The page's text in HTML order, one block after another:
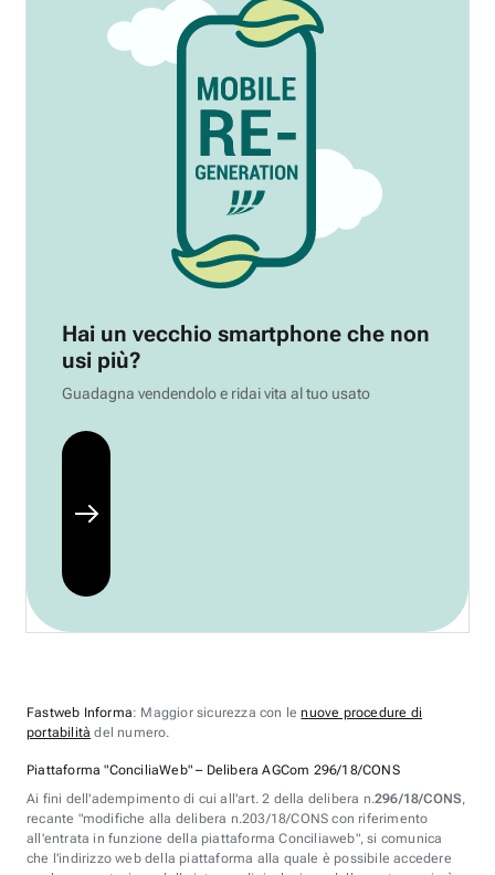
Hai un vecchio smartphone che non
usi più?
Guadagna vendendolo e ridai vita al tuo usato
Fastweb Informa: Maggior sicurezza con lenuove procedure di
portabilità del numero.
Piattaforma "ConciliaWeb" – Delibera AGCom 296/18/CONS
Ai fini dell'adempimento di cui all'art. 2 della delibera n.296/18/CONS,
recante "modifiche alla delibera n.203/18/CONS con riferimento
all'entrata in funzione della piattaforma Conciliaweb", si comunica
che l'indirizzo web della piattaforma alla quale è possibile accedere